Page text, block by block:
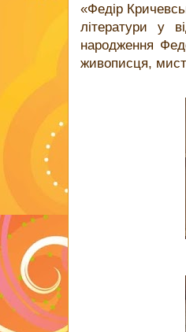
«Федір
літератури у
народження
живописця,